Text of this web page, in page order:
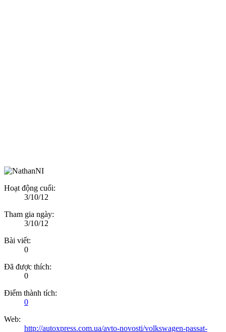
Hoạt động cuối:
3/10/12
Tham gia ngày:
3/10/12
Bài viết:
0
Đã được thích:
0
Điểm thành tích:
0
Web:
http://autoxpress.com.ua/avto-novosti/volkswagen-passat-